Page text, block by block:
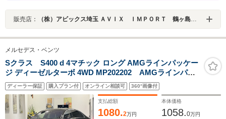
販売店： （株）アビックス埼玉 ＡＶＩＸ ＩＭＰＯＲＴ 鶴ヶ島インター店
メルセデス・ベンツ
Sクラス S400 d 4マチック ロング AMGラインパッケー
ジ ディーゼルターボ 4WD MP202202 AMGラインパッ
ケージ/左ハンドル/Burumesterサラウンド3Dサウンドシ
ステム/ヒーター機能付きベンチレーションシート/パノラ
ミックスライディングルーフ/AIRマティックサスペンシ
ョン/ヘッドアップディスプレイ
ディーラー保証 購入プラン付 オンライン相談可 360°画像付
支払総額
1080.2万円
本体価格
1058.0万円